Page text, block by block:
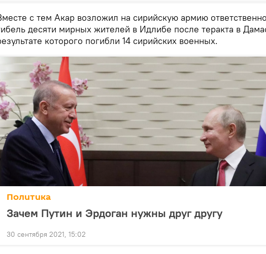
с тем Акар возложил на сирийскую армию
десяти мирных жителей в Идлибе после теракта в
которого погибли 14 сирийских военных.
Политика
Зачем Путин и Эрдоган нужны друг другу
30 сентября 2021, 15:02